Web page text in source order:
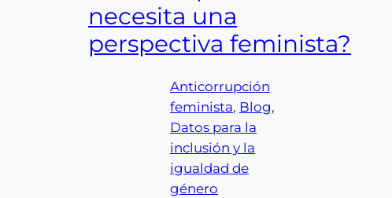
necesita una
perspectiva feminista?
Anticorrupción
feminista, Blog
Datos para la
inclusión y la
igualdad de
género